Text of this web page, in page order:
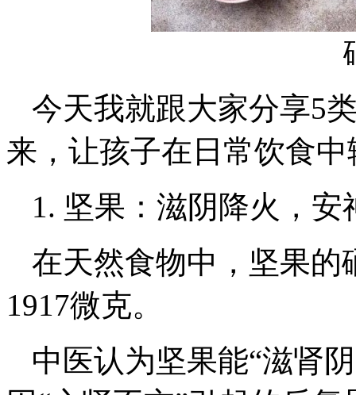
今天我就跟大家分享5
来，让孩子在日常饮食
1. 坚果：滋阴降火，安
在天然食物中，坚果的
1917微克。
中医认为坚果能“滋肾